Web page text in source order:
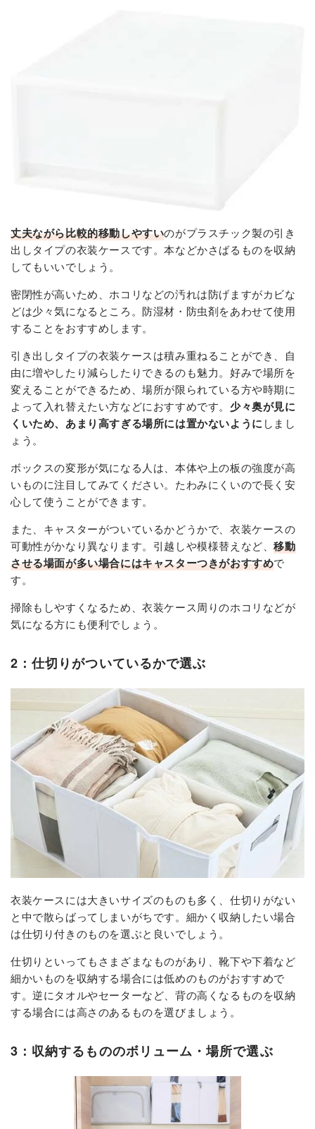
丈夫ながら比較的移動しやすいのがプラスチック製の引き
出しタイプの衣装ケースです。本などかさばるものを収納
してもいいでしょう。
密閉性が高いため、ホコリなどの汚れは防げますがカビな
どは少々気になるところ。防湿材・防虫剤をあわせて使用
することをおすすめします。
引き出しタイプの衣装ケースは積み重ねることができ、自
由に増やしたり減らしたりできるのも魅力。 好みで場所を
変えることができるため、場所が限られている方や時期に
よって入れ替えたい方などにおすすめです。少々奥が見に
くいため、あまり高すぎる場所には置かないようにしまし
ょう。
ボックスの変形が気になる人は、本体や上の板の強度が高
いものに注目してみてください。たわみにくいので長く安
心して使うことができます。
また、キャスターがついているかどうかで、衣装ケースの
可動性がかなり異なります。引越しや模様替えなど、移動
させる場面が多い場合にはキャスターつきがおすすめで
す。
掃除もしやすくなるため、衣装ケース周りのホコリなどが
気になる方にも便利でしょう。
2：仕切りがついているかで選ぶ
衣装ケースには大きいサイズのものも多く、仕切りがない
と中で散らばってしまいがちです。細かく収納したい場合
は仕切り付きのものを選ぶと良いでしょう。
仕切りといってもさまざまなものがあり、靴下や下着など
細かいものを収納する場合には低めのものがおすすめで
す。逆にタオルやセーターなど、背の高くなるものを収納
する場合には高さのあるものを選びましょう。
3：収納するもののボリューム・場所で選ぶ